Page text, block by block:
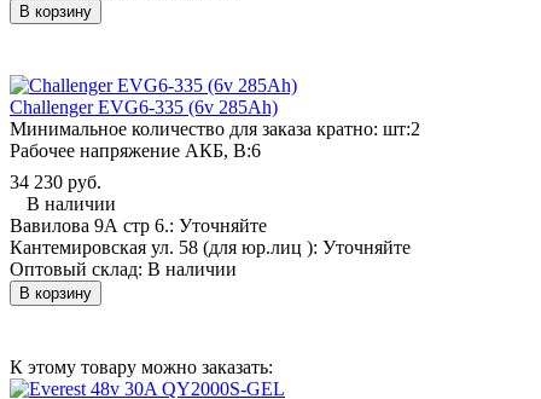
В корзину
Challenger EVG6-335 (6v 285Ah)
Минимальное количество для заказа кратно: шт:2
Рабочее напряжение АКБ, B:6
34 230 руб.
В наличии
Вавилова 9А стр 6.: Уточняйте
Кантемировская ул. 58 (для юр.лиц ): Уточняйте
Оптовый склад: В наличии
В корзину
К этому товару можно заказать: